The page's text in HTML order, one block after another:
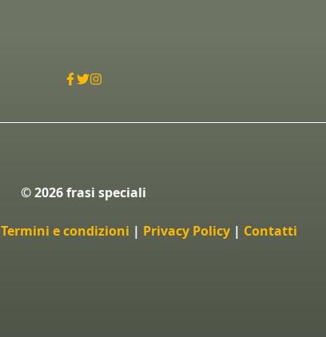
© 2026 frasi speciali
Termini e condizioni | Privacy Policy | Contatti